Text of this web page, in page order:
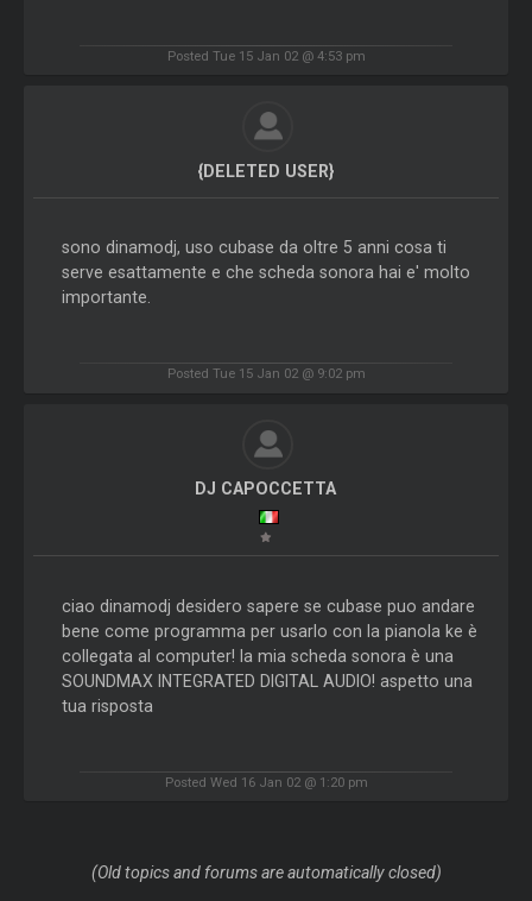
Posted Tue 15 Jan 02 @ 4:53 pm
{DELETED USER}
sono dinamodj, uso cubase da oltre 5 anni cosa ti
serve esattamente e che scheda sonora hai e' molto
importante.
Posted Tue 15 Jan 02 @ 9:02 pm
DJ CAPOCCETTA
ciao dinamodj desidero sapere se cubase puo andare
bene come programma per usarlo con la pianola ke è
collegata al computer! la mia scheda sonora è una
SOUNDMAX INTEGRATED DIGITAL AUDIO! aspetto una
tua risposta
Posted Wed 16 Jan 02 @ 1:20 pm
(Old topics and forums are automatically closed)